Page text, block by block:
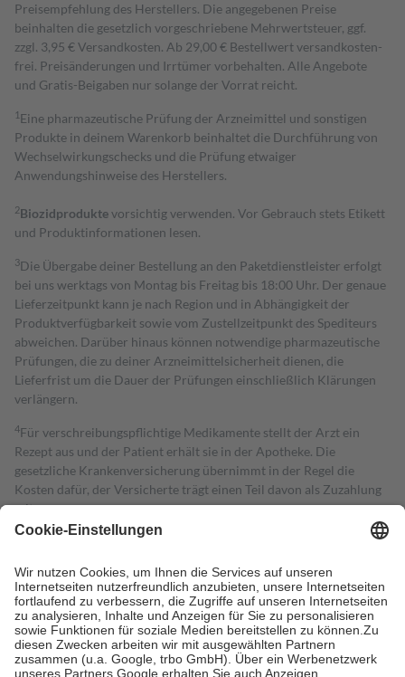
Preisempfehlung des Herstellers. Die angegebenen Preise
beinhalten die gesetzlich vorgeschriebene Mehrwertsteuer, ggf.
zzgl. 3,95 € Versandkosten. Ab 29,00 € Bestell­wert versand­kosten­
frei. Preisänderungen und Irrtümer vorbehalten. Alle Angebote
und Gratis-Beigaben nur solange der Vorrat reicht.
1 Eine pharmazeutische Prüfung der Arzneimittel und sonstigen
Produkte in deinem Warenkorb beinhaltet die Durchführung von
Wechselwirkungschecks und die Prüfung etwaiger
Anwendungshinweise des Herstellers.
2Biozidproduktevorsichtig verwenden. Vor Gebrauch stets Etikett
und Produktinformationen lesen.
3Die Übergabe deiner Bestellung an den Paketdienstleister erfolgt
bei uns werktags von Montag bis Freitag bis 18:00 Uhr. Der genaue
Lieferzeitpunkt kann je nach Region und in Abhängigkeit der
Produktverfügbarkeit sowie vom Zustellzeitpunkt des Spediteurs
abweichen. Darüber hinaus können notwendige pharmazeutische
Prüfungen, die zu deiner Arzneimittelsicherheit dienen, die
Lieferfrist um die Dauer der Prüfungen einschließlich Klärungen
verlängern.
4Für verschreibungspflichtige Medikamente stellt der Arzt ein
Rezept aus und der Patient erhält sie in der Apotheke. Die
gesetzliche Krankenversicherung übernimmt in der Regel die
Kosten dafür, der Versicherte trägt einen Teil davon als Zuzahlung
mit.
Grundsätzlich leisten Mitglieder Zuzahlungen in Höhe von zehn
höchstens zehn Euro.
Es sind jedoch nie mehr als die tatsächlichen
Kosten der Leistung zu entrichten.
Diese Regeln gelten grundsätzlich auch für Online-Apotheken.
Bei Heilmitteln und häuslicher Krankenpflege beträgt die
Zuzahlung zehn Prozent der Kosten sowie zehn Euro je
Verordnung.